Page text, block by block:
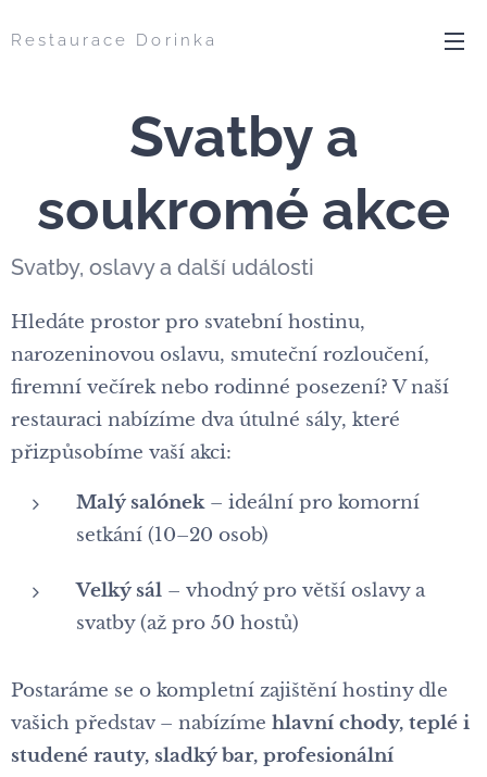
Restaurace Dorinka
Svatby a
soukromé akce
Svatby, oslavy a další události
Hledáte prostor pro svatební hostinu,
narozeninovou oslavu, smuteční rozloučení,
firemní večírek nebo rodinné posezení? V naší
restauraci nabízíme dva útulné sály, které
přizpůsobíme vaší akci:
Malý salónek– ideální pro komorní
setkání (10–20 osob)
Velký sál – vhodný pro větší oslavy a
svatby (až pro 50 hostů)
Postaráme se o kompletní zajištění hostiny dle
vašich představ – nabízíme hlavní chody, teplé i
studené rauty, sladký bar, profesionální